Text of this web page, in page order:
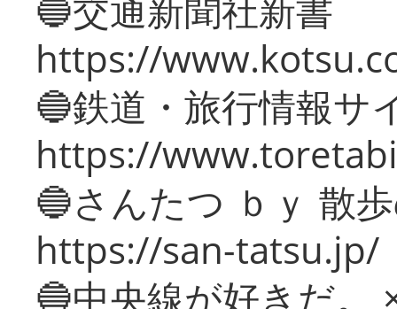
🔵交通新聞社新書
https://
🔵鉄道・旅行情報サ
https://
🔵さんたつ ｂｙ 散
https://san-tatsu.jp/
🔵中央線が好きだ。